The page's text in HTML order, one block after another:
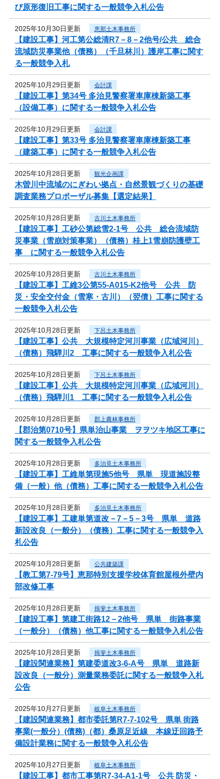
び原形復旧工事に関する一般競争入札公告
2025年10月30日更新 恵那土木事務所
【建設工事】河工第公総清R7－8－2他号/公共 総合
流域防災事業他（債務）（千旦林川）護岸工事に関す
る一般競争入札
2025年10月29日更新 会計課
【建設工事】第34号 多治見警察署車庫棟新築工事
（設備工事）に関する一般競争入札公告
2025年10月29日更新 会計課
【建設工事】第33号 多治見警察署車庫棟新築工事
（建築工事）に関する一般競争入札公告
2025年10月28日更新 観光企画課
木曽川中流域のにぎわい拠点・自然景観づくりの基礎
調査業務プロポーザル募集【選定結果】
2025年10月28日更新 古川土木事務所
【建設工事】工砂公第総雪2-1号 公共 総合流域防
災事業（雪崩対策事業）（債務）桂上1雪崩防護壁工
事 に関する一般競争入札公告
2025年10月28日更新 古川土木事務所
【建設工事】工維3公第55-A015-K2他号 公共 防
災・安全交付金（雪寒・古川）（翌債）工事に関する
一般競争入札公告
2025年10月28日更新 下呂土木事務所
【建設工事】公共 大規模特定河川事業（広域河川）
（債務）飛騨川2 工事に関する一般競争入札公告
2025年10月28日更新 下呂土木事務所
【建設工事】公共 大規模特定河川事業（広域河川）
（債務）飛騨川1 工事に関する一般競争入札公告
2025年10月28日更新 郡上農林事務所
【郡治第0710号】県単治山事業 ヲヲツキ地区工事に
関する一般競争入札公告
2025年10月28日更新 多治見土木事務所
【建設工事】工維単第現施5他号 県単 現道施設整
備（一般）他（債務）工事に関する一般競争入札公告
2025年10月28日更新 多治見土木事務所
【建設工事】工建単第道改－7－5－3号 県単 道路
新設改良（一般分）（債務）工事に関する一般競争入
札公告
2025年10月28日更新 公共建築課
【教工第7-79号】恵那特別支援学校体育館屋根外壁内
部改修工事
2025年10月28日更新 揖斐土木事務所
【建設工事】第建工街路12－2他号 県単 街路事業
（一般分）（債務）他工事に関する一般競争入札公告
2025年10月28日更新 揖斐土木事務所
【建設関連業務】第建委道改3-6-A号 県単 道路新
設改良（一般分）測量業務委託に関する一般競争入札
公告
2025年10月27日更新 岐阜土木事務所
【建設関連業務】都市委託第R7-7-102号 県単 街路
事業(一般分）(債務)（都）桑原足近線 本線迂回路予
備設計業務に関する一般競争入札公告
2025年10月27日更新 岐阜土木事務所
【建設工事】都市工事第R7-34-A1-1号 公共 防災・